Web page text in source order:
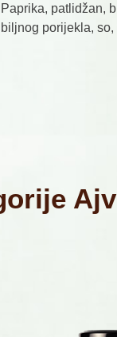
Paprika, patlidžan,
biljnog porijekla,